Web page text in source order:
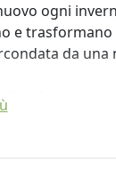
ogni
e
da una
igloo
con bagno
drink di